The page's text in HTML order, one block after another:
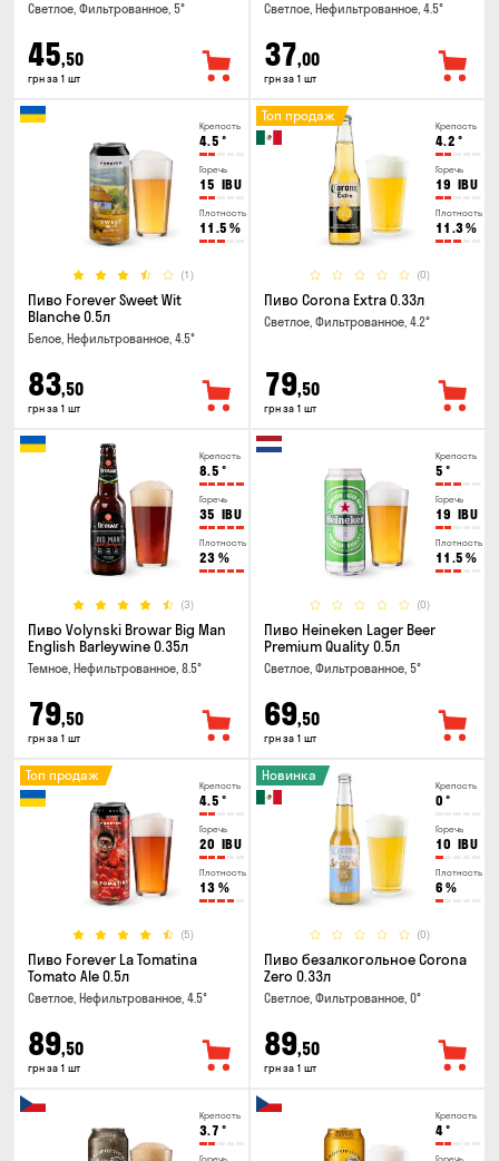
Светлое, Фильтрованное, 5°
45,50
грн за 1 шт
Светлое, Нефильтрованное, 4.5°
37,00
грн за 1 шт
Крепость
4.5 °
Горечь
15 IBU
Плотность
11.5 %
(1)
Пиво Forever Sweet Wit
Blanche 0.5л
Белое, Нефильтрованное, 4.5°
83,50
грн за 1 шт
Крепость
4.2 °
Горечь
19 IBU
Плотность
11.3%
(0)
Топ продаж
Пиво Corona Extra 0.33л
Светлое, Фильтрованное, 4.2°
79,50
грн за 1 шт
Крепость
8.5 °
Горечь
35 IBU
Плотность
23 %
(3)
Пиво Volynski Browar Big Man
English Barleywine 0.35л
Темное, Нефильтрованное, 8.5°
79,50
грн за 1 шт
Крепость
5 °
Горечь
19 IBU
Плотность
11.5 %
(0)
Пиво Heineken Lager Beer
Premium Quality 0.5л
Светлое, Фильтрованное, 5°
69,50
грн за 1 шт
Крепость
4.5 °
Горечь
20 IBU
Плотность
13 %
(5)
Топ продаж
Пиво Forever La Tomatina
Tomato Ale 0.5л
Светлое, Нефильтрованное, 4.5°
89,50
грн за 1 шт
Крепость
0 °
Горечь
10 IBU
Плотность
6 %
(0)
Новинка
Пиво безалкогольное Corona
Zero 0.33л
Светлое, Фильтрованное, 0°
89,50
грн за 1 шт
Крепость
3.7 °
Горечь
Крепость
4°
Горечь